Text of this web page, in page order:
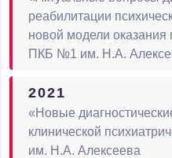
реабилитации
новой модели
ПКБ №1 им. Н.А.
2021
«Новые
клинической
им. Н.А. Алексеева